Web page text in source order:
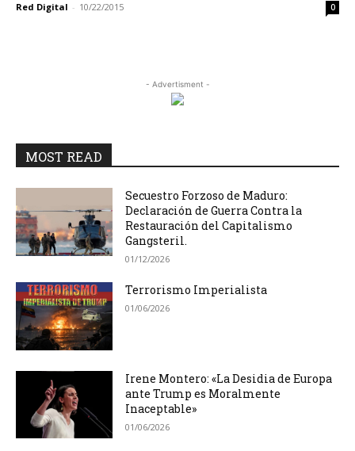
Red Digital - 10/22/2015 0
- Advertisment -
MOST READ
Secuestro Forzoso de Maduro:
Declaración de Guerra Contra la
Restauración del Capitalismo
Gangsteril.
01/12/2026
Terrorismo Imperialista
01/06/2026
Irene Montero: «La Desidia de Europa
ante Trump es Moralmente
Inaceptable»
01/06/2026